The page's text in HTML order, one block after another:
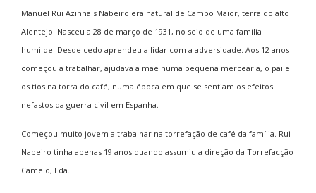
Manuel Rui Azinhais Nabeiro era natural de Campo Maior, terra do alto
Alentejo. Nasceu a 28 de março de 1931, no seio de uma família
humilde. Desde cedo aprendeu a lidar com a adversidade. Aos 12 anos
começou a trabalhar, ajudava a mãe numa pequena mercearia, o pai e
os tios na torra do café, numa época em que se sentiam os efeitos
nefastos da guerra civil em Espanha.
Começou muito jovem a trabalhar na torrefação de café da família. Rui
Nabeiro tinha apenas 19 anos quando assumiu a direção da Torrefacção
Camelo, Lda.